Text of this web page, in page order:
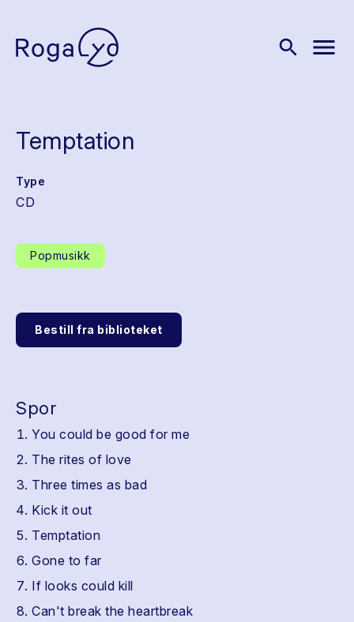
search menu
Temptation
Type
CD
Popmusikk
Bestill fra biblioteket
Spor
You could be good for me
The rites of love
Three times as bad
Kick it out
Temptation
Gone to far
If looks could kill
Can't break the heartbreak